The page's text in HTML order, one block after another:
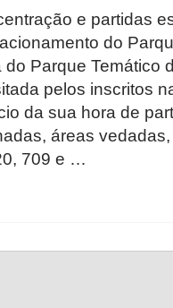
e partidas
do
do Parque Temático
pelos inscritos
da sua hora de
áreas
709 e …